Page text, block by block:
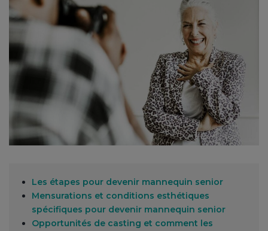
Les étapes pour devenir mannequin senior
Mensurations et conditions esthétiques
spécifiques pour devenir mannequin senior
Opportunités de casting et comment les